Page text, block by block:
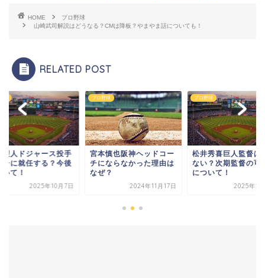
HOME
プロ野球
山崎武司解説はどうなる？CMは降板？やまやま話についても！
RELATED POST
理人ドジャース投手
チに就任する？今後
て！
2025年10月7日
プロ野球
宮本慎也阪神ヘッドコー
チにならなかった理由は
なぜ？
2024年11月17日
プロ野球
松井秀喜巨人監督は
ない？次期監督の可
について！
2025年2